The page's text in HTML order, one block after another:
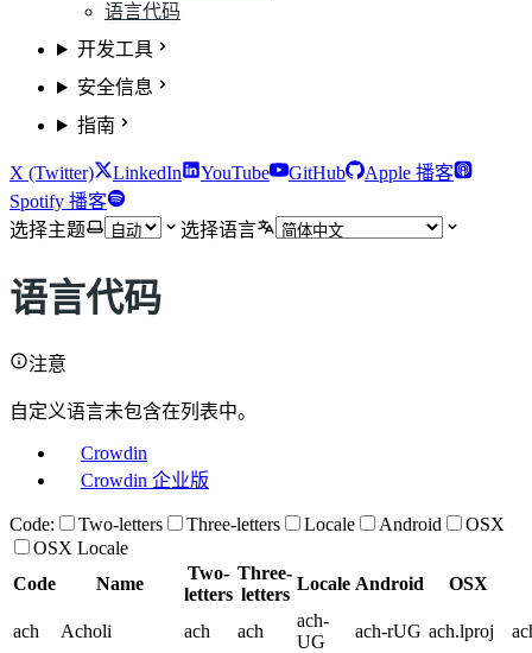
语言代码
开发工具
安全信息
指南
X (Twitter) LinkedIn YouTube GitHub
Apple 播客
Spotify 播客
选择主题
选择语言
语言代码
注意
自定义语言未包含在列表中。
Crowdin
Crowdin 企业版
Code: Two-letters Three-letters Locale Android
OSX
OSX Locale
Code
Name
Two-
letters
Three-
letters
Locale Android OSX
ach Acholi ach ach
ach-
UG
ach-rUG ach.lproj